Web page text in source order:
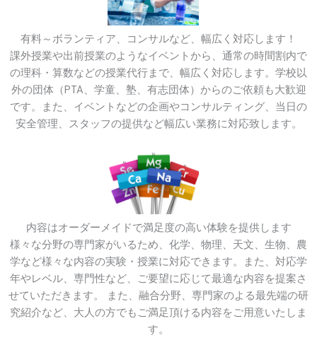
有料～ボランティア、コンサルなど、幅広く対応します！
課外授業や出前授業のようなイベントから、通常の時間割内で
の理科・算数などの授業代行まで、幅広く対応します。学校以
外の団体（PTA、学童、塾、有志団体）からのご依頼も大歓迎
です。また、イベントなどの企画やコンサルティング、当日の
安全管理、スタッフの提供など幅広い業務に対応致します。
内容はオーダーメイドで満足度の高い体験を提供します
様々な分野の専門家がいるため、化学、物理、天文、生物、農
学など様々な内容の実験・授業に対応できます。また、対応学
年やレベル、専門性など、ご要望に応じて最適な内容を提案さ
せていただきます。 また、融合分野、専門家のよる最先端の研
究紹介など、大人の方でもご満足頂ける内容をご用意いたしま
す。